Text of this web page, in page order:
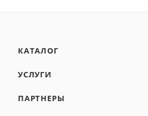
КАТАЛОГ
УСЛУГИ
ПАРТНЕРЫ